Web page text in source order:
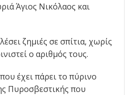
Άγιος Νικόλαος και
ζημιές σε σπίτια, χωρίς
ο αριθμός τους.
έχει πάρει το πύρινο
Πυροσβεστικής που